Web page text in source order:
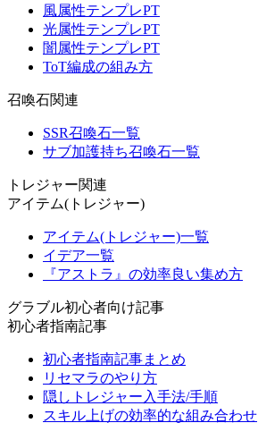
風属性テンプレPT
光属性テンプレPT
闇属性テンプレPT
ToT編成の組み方
召喚石関連
SSR召喚石一覧
サブ加護持ち召喚石一覧
トレジャー関連
アイテム(トレジャー)
アイテム(トレジャー)一覧
イデア一覧
『アストラ』の効率良い集め方
グラブル初心者向け記事
初心者指南記事
初心者指南記事まとめ
リセマラのやり方
隠しトレジャー入手法/手順
スキル上げの効率的な組み合わせ